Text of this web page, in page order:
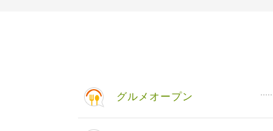
グルメオープン